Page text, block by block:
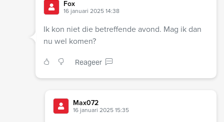
Fox
16 januari 2025 14:38
Ik kon niet die betreffende avond. Mag ik dan
nu wel komen?
Reageer
Max072
16 januari 2025 15:35